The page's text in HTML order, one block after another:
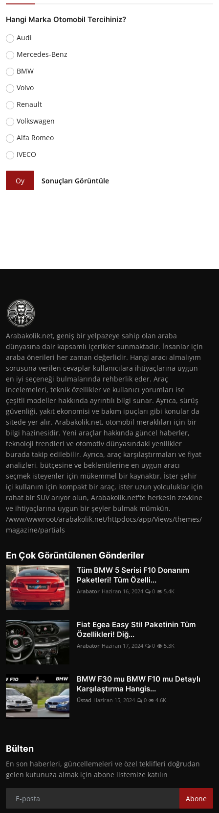
Hangi Marka Otomobil Tercihiniz?
Audi
Mercedes-Benz
BMW
Volvo
Renault
Volkswagen
Alfa Romeo
IVECO
Oy Sonuçları Görüntüle
Arabakolik.net, geniş bir yelpazeye sahip olan araba
dünyasına dair kapsamlı içerikler sunmaktadır. İnsanlar için
araba önerileri her zaman değerlidir. Hangi aracı almalıyım
sorusuna verilen cevaplar kullanıcılara ihtiyaçlarına uygun
en iyi seçeneği bulmalarında rehberlik eder. Araç
incelemeleri, teknik özellikler ve kullanıcı yorumları ise
çeşitli modeller hakkında ayrıntılı bilgi sunar. Ayrıca, sürüş
güvenliği, yakıt ekonomisi ve bakım ipuçları gibi konular da
sitede yer alır. Arabakolik.net, otomobil meraklıları için bir
bilgi hazinesidir. Yeni araçlar hakkında güncel haberler,
teknoloji trendleri ve otomotiv dünyasındaki yenilikler
burada takip edilebilir. Ayrıca, araç karşılaştırmaları ve fiyat
analizleri, bütçesine ve beklentilerine en uygun aracı
seçmek isteyenler için mükemmel bir kaynaktır. İster şehir
içi kullanım için kompakt bir araç, ister uzun yolculuklar için
rahat bir SUV arıyor olun, Arabakolik.net'te herkesin zevkine
ve ihtiyaçlarına uygun bir şeyler bulmak mümkün.
/www/wwwroot/arabakolik.net/httpdocs/app/Views/themes/
magazine/partials
En Çok Görüntülenen Gönderiler
Tüm BMW 5 Serisi F10 Donanım
Paketleri! Tüm Özelli...
Arabator Haziran 16, 2024 0 5.4K
Fiat Egea Easy Stil Paketinin Tüm
Özellikleri! Diğ...
Arabator Haziran 17, 2024 0 5.3K
BMW F30 mu BMW F10 mu Detaylı
Karşılaştırma Hangis...
Üstad Haziran 15, 2024 0 4.6K
Bülten
En son haberleri, güncellemeleri ve özel teklifleri doğrudan
gelen kutunuza almak için abone listemize katılın
Abone